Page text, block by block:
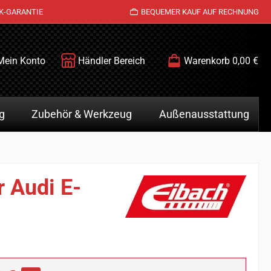
GARANTIE BEQUEMER KAUF AUF RECHNUNG
Konto Händler Bereich Warenkorb 0,00 €
Zubehör & Werkzeug Außenausstattung
Audi E-